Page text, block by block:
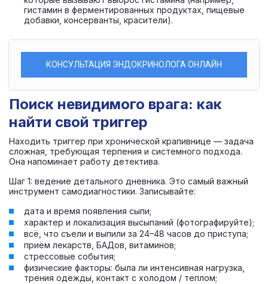
гистамин в ферментированных продуктах, пищевые
добавки, консерванты, красители).
КОНСУЛЬТАЦИЯ ЭНДОКРИНОЛОГА ОНЛАЙН
Поиск невидимого врага: как
найти свой триггер
Находить триггер при хронической крапивнице — задача
сложная, требующая терпения и системного подхода.
Она напоминает работу детектива.
Шаг 1: ведение детального дневника. Это самый важный
инструмент самодиагностики. Записывайте:
дата и время появления сыпи;
характер и локализация высыпаний (фотографируйте);
всё, что съели и выпили за 24–48 часов до приступа;
приём лекарств, БАДов, витаминов;
стрессовые события;
физические факторы: была ли интенсивная нагрузка,
трения одежды, контакт с холодом / теплом;